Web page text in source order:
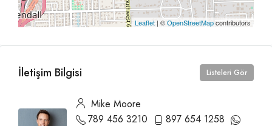
Leaflet | ©OpenStreetMapcontributors
İletişim Bilgisi Listeleri Gör
Mike Moore
789 456 3210
897 654 1258